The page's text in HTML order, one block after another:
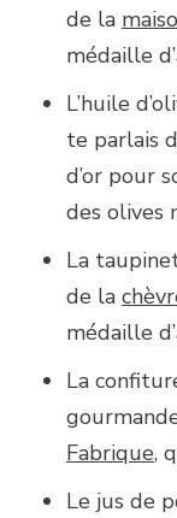
de la
médaille
L’huile
te parlais
d’or pour
des olives
La
de la
médaille
La
Fabrique,
Le jus de